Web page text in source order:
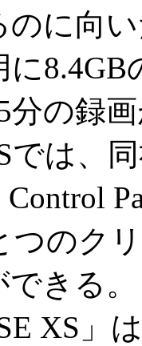
に向
分の録
では、
Control
つのク
きる。
XS」